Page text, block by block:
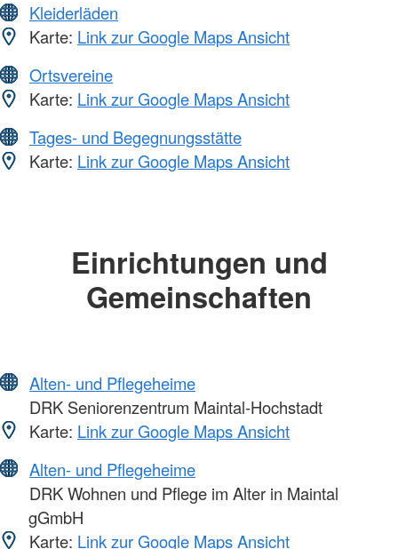
Kleiderläden
Karte: Link zur Google Maps Ansicht
Ortsvereine
Karte: Link zur Google Maps Ansicht
Tages- und Begegnungsstätte
Karte: Link zur Google Maps Ansicht
Einrichtungen und
Gemeinschaften
Alten- und Pflegeheime
DRK Seniorenzentrum Maintal-Hochstadt
Karte: Link zur Google Maps Ansicht
Alten- und Pflegeheime
DRK Wohnen und Pflege im Alter in Maintal
gGmbH
Karte: Link zur Google Maps Ansicht